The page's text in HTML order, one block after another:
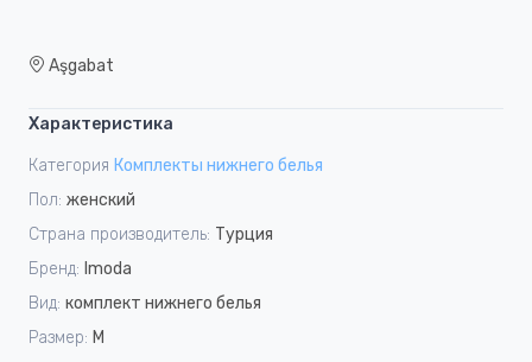
Aşgabat
Характеристика
Категория Комплекты нижнего белья
Пол: женский
Страна производитель: Турция
Бренд: Imoda
Вид: комплект нижнего белья
Размер: M